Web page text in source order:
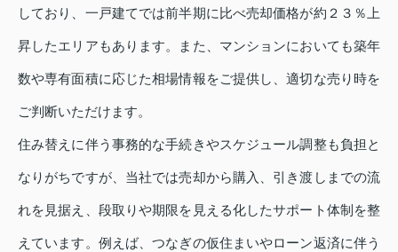
しており、一戸建てでは前半期に比べ売却価格が約２３％上
昇したエリアもあります。また、マンションにおいても築年
数や専有面積に応じた相場情報をご提供し、適切な売り時を
ご判断いただけます。
住み替えに伴う事務的な手続きやスケジュール調整も負担と
なりがちですが、当社では売却から購入、引き渡しまでの流
れを見据え、段取りや期限を見える化したサポート体制を整
えています。例えば、つなぎの仮住まいやローン返済に伴う